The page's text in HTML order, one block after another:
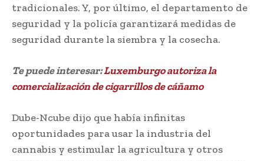
tradicionales. Y, por último, el departamento de
seguridad y la policía garantizará medidas de
seguridad durante la siembra y la cosecha.
Te puede interesar:Luxemburgo autoriza la
comercialización de cigarrillos de cáñamo
Dube-Ncube dijo que había infinitas
oportunidades para usar la industria del
cannabis y estimular la agricultura y otros